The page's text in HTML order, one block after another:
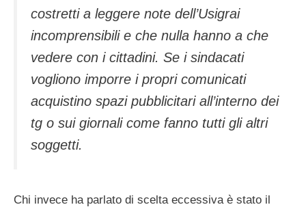
costretti a leggere note dell’Usigrai
incomprensibili e che nulla hanno a che
vedere con i cittadini. Se i sindacati
vogliono imporre i propri comunicati
acquistino spazi pubblicitari all’interno dei
tg o sui giornali come fanno tutti gli altri
soggetti.
Chi invece ha parlato di scelta eccessiva è stato il